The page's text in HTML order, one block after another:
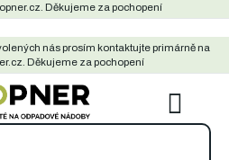
Děkujeme za pochopení
nás prosím kontaktujte primárně na
Děkujeme za pochopení
KOŠÍK